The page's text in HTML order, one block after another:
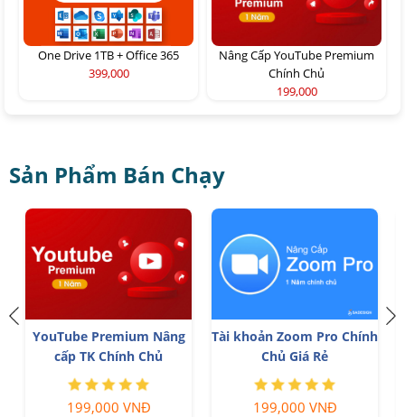
One Drive 1TB + Office 365
399,000
Nâng Cấp YouTube Premium
Chính Chủ
199,000
Sản Phẩm Bán Chạy
YouTube Premium Nâng
cấp TK Chính Chủ
199,000 VNĐ
Tài khoản Zoom Pro Chính
Chủ Giá Rẻ
199,000 VNĐ